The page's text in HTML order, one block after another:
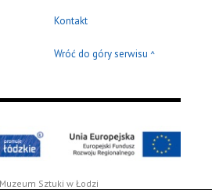
Kontakt
Wróć do góry serwisu ^
Sztuki w Łodzi